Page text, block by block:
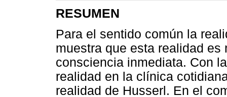
RESUMEN
Para el sentido común la
muestra que esta realidad
consciencia inmediata. Con
realidad en la clínica
realidad de Husserl. En el